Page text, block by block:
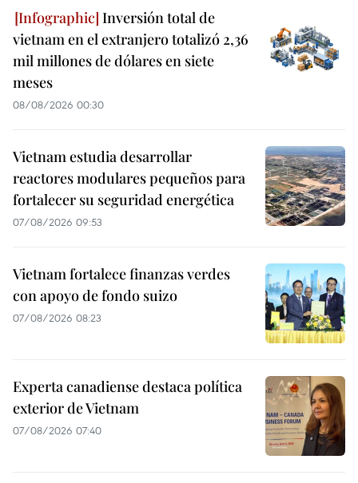
Inversión total de
vietnam en el extranjero totalizó 2,36
mil millones de dólares en siete
meses
08/08/2026 00:30
Vietnam estudia desarrollar
reactores modulares pequeños para
fortalecer su seguridad energética
07/08/2026 09:53
Vietnam fortalece finanzas verdes
con apoyo de fondo suizo
07/08/2026 08:23
Experta canadiense destaca política
exterior de Vietnam
07/08/2026 07:40